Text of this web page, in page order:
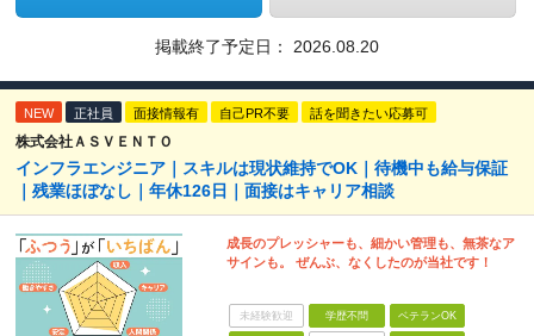
掲載終了予定日： 2026.08.20
NEW 正社員 面接情報有 自己PR不要 話を聞きたい応募可
株式会社ＡＳＶＥＮＴＯ
インフラエンジニア｜スキルは現状維持でOK｜待機中も給与保証
｜残業ほぼなし｜年休126日｜面接はキャリア相談
成長のプレッシャーも、細かい管理も、無茶なア
サインも。 ぜんぶ、なくしたのが当社です！
未経験歓迎 学歴不問 ベテランOK